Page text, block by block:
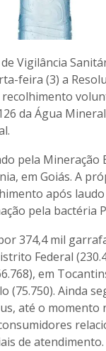
Vigilância
feira (3) a
da Água
pela Mineração
em Goiás. A
após
pela bactéria
374,4 mil
Federal
em
(75.750). Ainda
até o
de atendimento.